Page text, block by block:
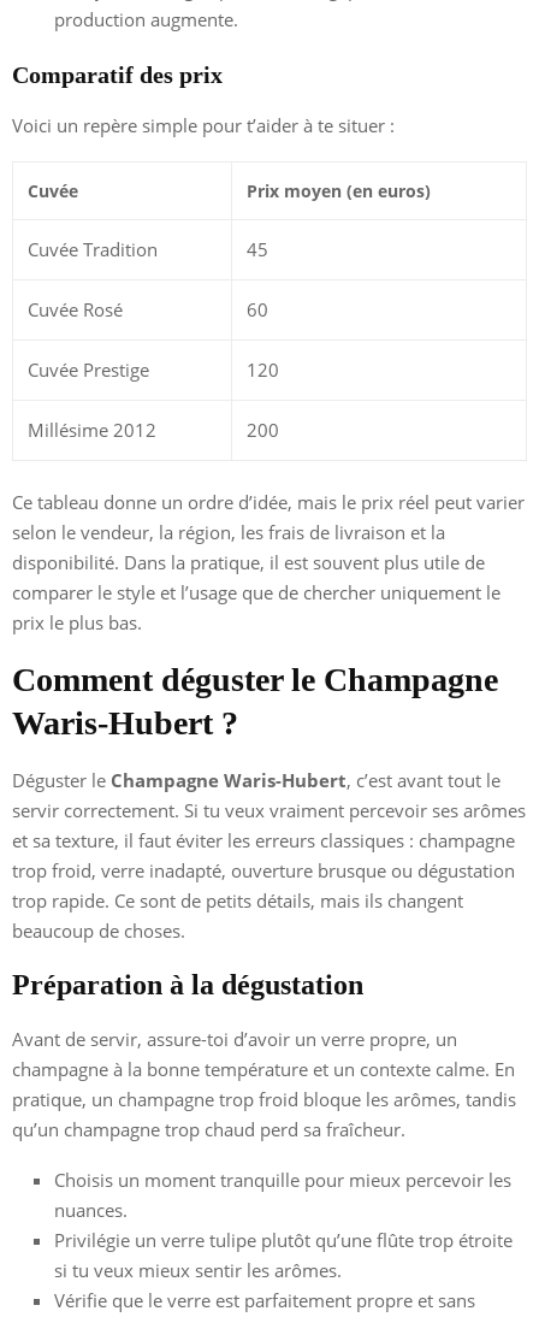
production augmente.
Comparatif des prix
Voici un repère simple pour t’aider à te situer :
Cuvée Prix moyen (en euros)
Cuvée Tradition 45
Cuvée Rosé 60
Cuvée Prestige 120
Millésime 2012 200
Ce tableau donne un ordre d’idée, mais le prix réel peut varier
selon le vendeur, la région, les frais de livraison et la
disponibilité. Dans la pratique, il est souvent plus utile de
comparer le style et l’usage que de chercher uniquement le
prix le plus bas.
Comment déguster le Champagne
Waris-Hubert ?
Déguster le Champagne Waris-Hubert, c’est avant tout le
servir correctement. Si tu veux vraiment percevoir ses arômes
et sa texture, il faut éviter les erreurs classiques : champagne
trop froid, verre inadapté, ouverture brusque ou dégustation
trop rapide. Ce sont de petits détails, mais ils changent
beaucoup de choses.
Préparation à la dégustation
Avant de servir, assure-toi d’avoir un verre propre, un
champagne à la bonne température et un contexte calme. En
pratique, un champagne trop froid bloque les arômes, tandis
qu’un champagne trop chaud perd sa fraîcheur.
Choisis un moment tranquille pour mieux percevoir les
nuances.
Privilégie un verre tulipe plutôt qu’une flûte trop étroite
si tu veux mieux sentir les arômes.
Vérifie que le verre est parfaitement propre et sans